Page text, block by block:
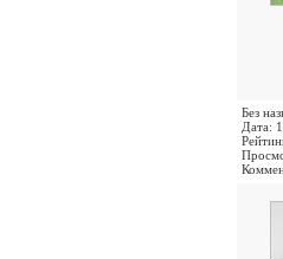
Без
Дата: